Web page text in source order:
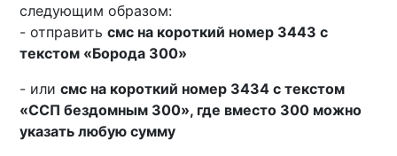
следующим образом:
- отправитьсмс на короткий номер 3443 с
текстом «Борода 300»
- илисмс на короткий номер 3434 с текстом
«ССП бездомным 300», где вместо 300 можно
указать любую сумму